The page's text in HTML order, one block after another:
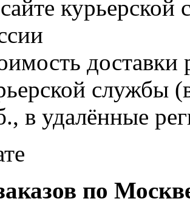
доставки
службы
в удалённые
по